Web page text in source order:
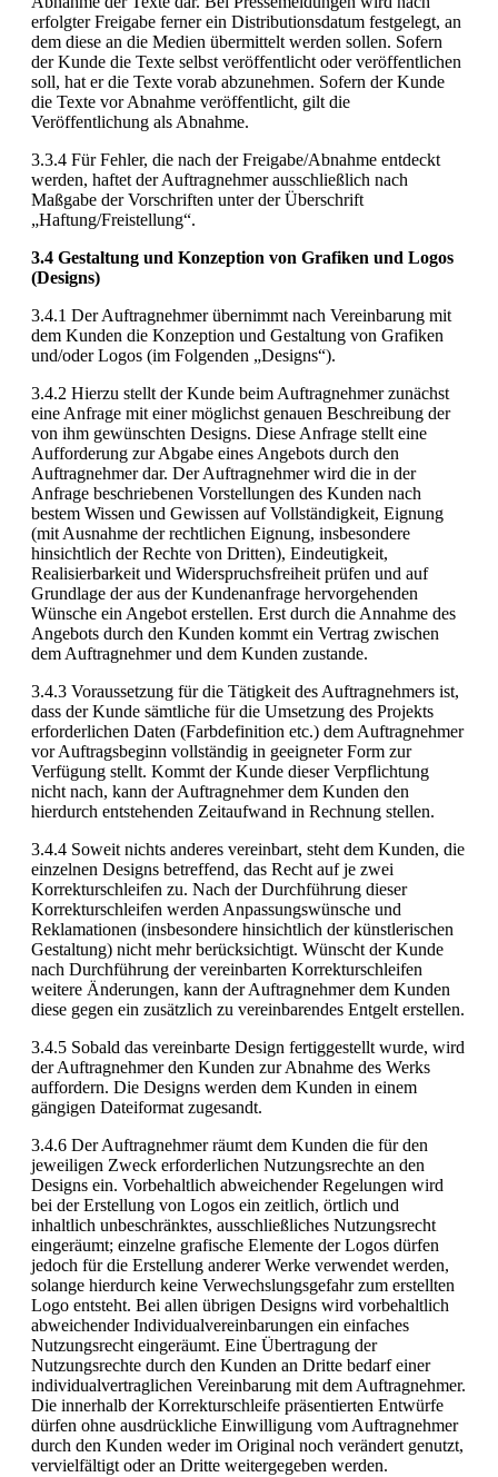
erfolgter Freigabe ferner ein Distributionsdatum festgelegt, an
dem diese an die Medien übermittelt werden sollen. Sofern
der Kunde die Texte selbst veröffentlicht oder veröffentlichen
soll, hat er die Texte vorab abzunehmen. Sofern der Kunde
die Texte vor Abnahme veröffentlicht, gilt die
Veröffentlichung als Abnahme.
3.3.4 Für Fehler, die nach der Freigabe/Abnahme entdeckt
werden, haftet der Auftragnehmer ausschließlich nach
Maßgabe der Vorschriften unter der Überschrift
„Haftung/Freistellung“.
3.4 Gestaltung und Konzeption von Grafiken und Logos
(Designs)
3.4.1 Der Auftragnehmer übernimmt nach Vereinbarung mit
dem Kunden die Konzeption und Gestaltung von Grafiken
und/oder Logos (im Folgenden „Designs“).
3.4.2 Hierzu stellt der Kunde beim Auftragnehmer zunächst
eine Anfrage mit einer möglichst genauen Beschreibung der
von ihm gewünschten Designs. Diese Anfrage stellt eine
Aufforderung zur Abgabe eines Angebots durch den
Auftragnehmer dar. Der Auftragnehmer wird die in der
Anfrage beschriebenen Vorstellungen des Kunden nach
bestem Wissen und Gewissen auf Vollständigkeit, Eignung
(mit Ausnahme der rechtlichen Eignung, insbesondere
hinsichtlich der Rechte von Dritten), Eindeutigkeit,
Realisierbarkeit und Widerspruchsfreiheit prüfen und auf
Grundlage der aus der Kundenanfrage hervorgehenden
Wünsche ein Angebot erstellen. Erst durch die Annahme des
Angebots durch den Kunden kommt ein Vertrag zwischen
dem Auftragnehmer und dem Kunden zustande.
3.4.3 Voraussetzung für die Tätigkeit des Auftragnehmers ist,
dass der Kunde sämtliche für die Umsetzung des Projekts
erforderlichen Daten (Farbdefinition etc.) dem Auftragnehmer
vor Auftragsbeginn vollständig in geeigneter Form zur
Verfügung stellt. Kommt der Kunde dieser Verpflichtung
nicht nach, kann der Auftragnehmer dem Kunden den
hierdurch entstehenden Zeitaufwand in Rechnung stellen.
3.4.4 Soweit nichts anderes vereinbart, steht dem Kunden, die
einzelnen Designs betreffend, das Recht auf je zwei
Korrekturschleifen zu. Nach der Durchführung dieser
Korrekturschleifen werden Anpassungswünsche und
Reklamationen (insbesondere hinsichtlich der künstlerischen
Gestaltung) nicht mehr berücksichtigt. Wünscht der Kunde
nach Durchführung der vereinbarten Korrekturschleifen
weitere Änderungen, kann der Auftragnehmer dem Kunden
diese gegen ein zusätzlich zu vereinbarendes Entgelt erstellen.
3.4.5 Sobald das vereinbarte Design fertiggestellt wurde, wird
der Auftragnehmer den Kunden zur Abnahme des Werks
auffordern. Die Designs werden dem Kunden in einem
gängigen Dateiformat zugesandt.
3.4.6 Der Auftragnehmer räumt dem Kunden die für den
jeweiligen Zweck erforderlichen Nutzungsrechte an den
Designs ein. Vorbehaltlich abweichender Regelungen wird
bei der Erstellung von Logos ein zeitlich, örtlich und
inhaltlich unbeschränktes, ausschließliches Nutzungsrecht
eingeräumt; einzelne grafische Elemente der Logos dürfen
jedoch für die Erstellung anderer Werke verwendet werden,
solange hierdurch keine Verwechslungsgefahr zum erstellten
Logo entsteht. Bei allen übrigen Designs wird vorbehaltlich
abweichender Individualvereinbarungen ein einfaches
Nutzungsrecht eingeräumt. Eine Übertragung der
Nutzungsrechte durch den Kunden an Dritte bedarf einer
individualvertraglichen Vereinbarung mit dem Auftragnehmer.
Die innerhalb der Korrekturschleife präsentierten Entwürfe
dürfen ohne ausdrückliche Einwilligung vom Auftragnehmer
durch den Kunden weder im Original noch verändert genutzt,
vervielfältigt oder an Dritte weitergegeben werden.